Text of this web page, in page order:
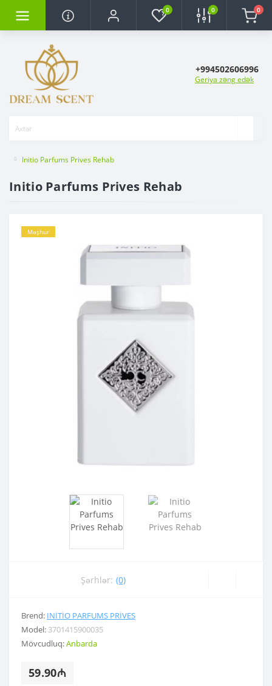
0 0 0
+994502606996
Geriya zəng edək
Initio Parfums Prives Rehab
Initio Parfums Prives Rehab
Məşhur
Şərhlər: (0)
Brend: INITIO PARFUMS PRIVES
Model: 3701415900035
Mövcudluq:Anbarda
59.90₼